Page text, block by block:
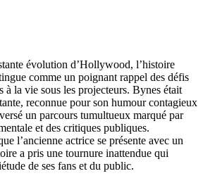
évolution d’Hollywood, l’histoire
comme un poignant rappel des défis
à la vie sous les projecteurs. Bynes était
reconnue pour son humour contagieux
un parcours tumultueux marqué par
et des critiques publiques.
l’ancienne actrice se présente avec un
a pris une tournure inattendue qui
de ses fans et du public.